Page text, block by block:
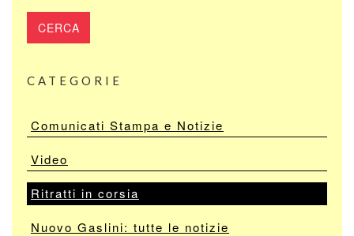
CATEGORIE
Comunicati Stampa e Notizie
Video
Ritratti in corsia
Nuovo Gaslini: tutte le notizie